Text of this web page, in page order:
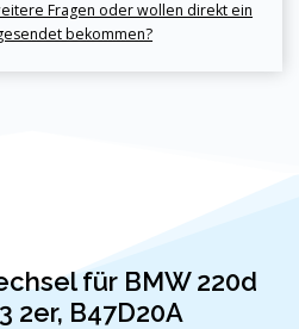
Fragen oder wollen direkt ein
bekommen?
für BMW 220d
2er, B47D20A